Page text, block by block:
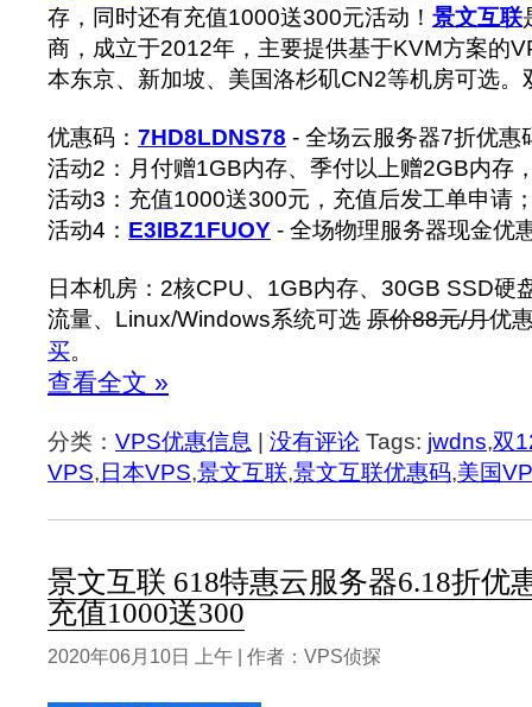
存，同时还有充值1000送300元活动！ 景文互联
商，成立于2012年，主要提供基于KVM方案的
本东京、新加坡、美国洛杉矶CN2等机房可选。
优惠码： 7HD8LDNS78 - 全场云服务器7折优惠
活动2：月付赠1GB内存、季付以上赠2GB内存
活动3：充值1000送300元，充值后发工单申请
活动4： E3IBZ1FUOY - 全场物理服务器现金优
日本机房：2核CPU、1GB内存、30GB SSD硬
流量、Linux/Windows系统可选 原价88元/月优
买。
查看全文 »
分类： VPS优惠信息 | 没有评论 Tags: jwdns,双
VPS,日本VPS,景文互联,景文互联优惠码,美国
景文互联 618特惠云服务器6.18折优
充值1000送300
2020年06月10日 上午 | 作者：VPS侦探